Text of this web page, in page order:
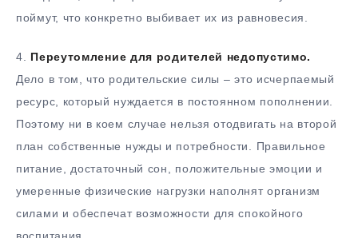
поймут, что конкретно выбивает их из равновесия.
4. Переутомление для родителей недопустимо.
Дело в том, что родительские силы – это исчерпаемый
ресурс, который нуждается в постоянном пополнении.
Поэтому ни в коем случае нельзя отодвигать на второй
план собственные нужды и потребности. Правильное
питание, достаточный сон, положительные эмоции и
умеренные физические нагрузки наполнят организм
силами и обеспечат возможности для спокойного